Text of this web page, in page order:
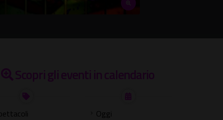
Scopri gli eventi in calendario
Oggi